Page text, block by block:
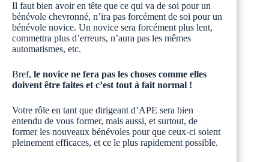
Il faut bien avoir en tête que ce qui va de soi pour un
bénévole chevronné, n’ira pas forcément de soi pour un
bénévole novice. Un novice sera forcément plus lent,
commettra plus d’erreurs, n’aura pas les mêmes
automatismes, etc.
Bref, le novice ne fera pas les choses comme elles
doivent être faites et c’est tout à fait normal !
Votre rôle en tant que dirigeant d’APE sera bien
entendu de vous former, mais aussi, et surtout, de
former les nouveaux bénévoles pour que ceux-ci soient
pleinement efficaces, et ce le plus rapidement possible.